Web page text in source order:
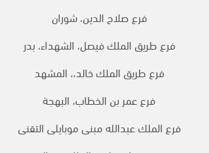
فرع صلاح الدين، شوران
فرع طريق الملك فيصل، الشهداء، بدر
فرع طريق الملك خالد،، المشهد
فرع عمر بن الخطاب، البهجة
فرع الملك عبدالله مبنى موبايلى التقنى